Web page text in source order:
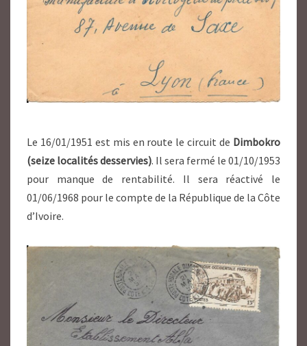
Le 16/01/1951 est mis en route le circuit de Dimbokro
(seize localités desservies). Il sera fermé le 01/10/1953
pour manque de rentabilité. Il sera réactivé le
01/06/1968 pour le compte de la République de la Côte
d’Ivoire.